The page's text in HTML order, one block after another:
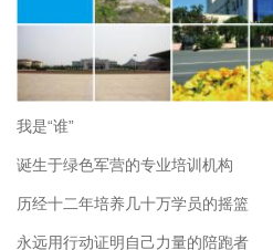
我是“谁”
诞生于绿色军营的专业培训机构
历经十二年培养几十万学员的摇篮
永远用行动证明自己力量的陪跑者